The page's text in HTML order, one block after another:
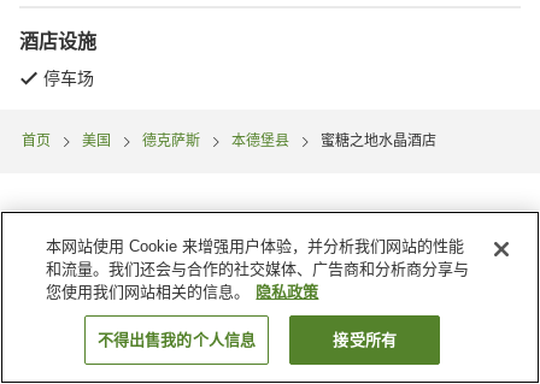
酒店设施
停车场
首页 美国 德克萨斯 本德堡县 蜜糖之地水晶酒店
搜索客房
本网站使用 Cookie 来增强用户体验，并分析我们网站的性能
和流量。我们还会与合作的社交媒体、广告商和分析商分享与
您使用我们网站相关的信息。
隐私政策
不得出售我的个人信息 接受所有